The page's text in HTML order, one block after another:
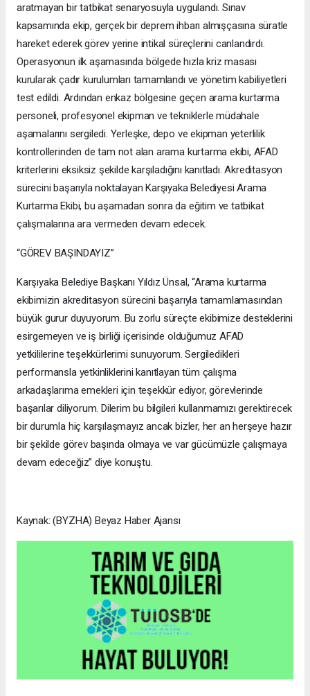
aratmayan bir tatbikat senaryosuyla uygulandı. Sınav
kapsamında ekip, gerçek bir deprem ihbarı almışçasına süratle
hareket ederek görev yerine intikal süreçlerini canlandırdı.
Operasyonun ilk aşamasında bölgede hızla kriz masası
kurularak çadır kurulumları tamamlandı ve yönetim kabiliyetleri
test edildi. Ardından enkaz bölgesine geçen arama kurtarma
personeli, profesyonel ekipman ve tekniklerle müdahale
aşamalarını sergiledi. Yerleşke, depo ve ekipman yeterlilik
kontrollerinden de tam not alan arama kurtarma ekibi, AFAD
kriterlerini eksiksiz şekilde karşıladığını kanıtladı. Akreditasyon
sürecini başarıyla noktalayan Karşıyaka Belediyesi Arama
Kurtarma Ekibi, bu aşamadan sonra da eğitim ve tatbikat
çalışmalarına ara vermeden devam edecek.
“GÖREV BAŞINDAYIZ”
Karşıyaka Belediye Başkanı Yıldız Ünsal, “Arama kurtarma
ekibimizin akreditasyon sürecini başarıyla tamamlamasından
büyük gurur duyuyorum. Bu zorlu süreçte ekibimize desteklerini
esirgemeyen ve iş birliği içerisinde olduğumuz AFAD
yetkililerine teşekkürlerimi sunuyorum. Sergiledikleri
performansla yetkinliklerini kanıtlayan tüm çalışma
arkadaşlarıma emekleri için teşekkür ediyor, görevlerinde
başarılar diliyorum. Dilerim bu bilgileri kullanmamızı gerektirecek
bir durumla hiç karşılaşmayız ancak bizler, her an herşeye hazır
bir şekilde görev başında olmaya ve var gücümüzle çalışmaya
devam edeceğiz” diye konuştu.
Kaynak: (BYZHA) Beyaz Haber Ajansı